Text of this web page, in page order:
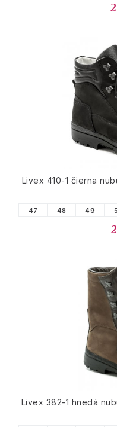
Livex 410-1 čierna
47 48 49
Livex 382-1 hnedá